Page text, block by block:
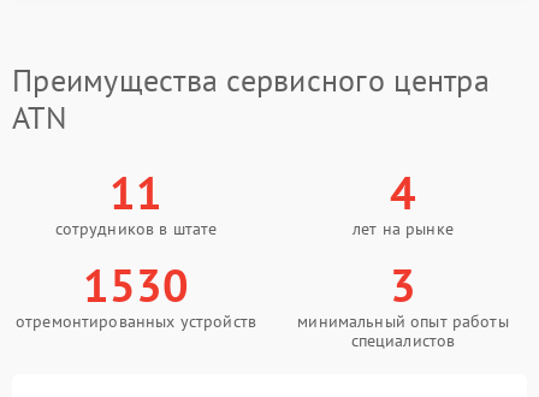
Преимущества сервисного центра
ATN
11
сотрудников в штате
4
лет на рынке
1530
отремонтированных устройств
3
минимальный опыт работы
специалистов